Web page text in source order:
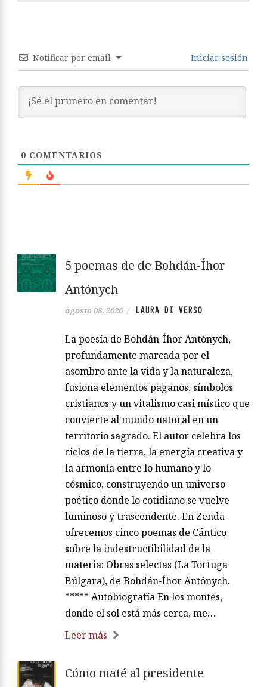
Notificar por email Iniciar sesión
0 COMENTARIOS
5 poemas de de Bohdán-Íhor
Antónych
agosto 08, 2026 / LAURA DI VERSO
La poesía de Bohdán-Íhor Antónych,
profundamente marcada por el
asombro ante la vida y la naturaleza,
fusiona elementos paganos, símbolos
cristianos y un vitalismo casi místico que
convierte al mundo natural en un
territorio sagrado. El autor celebra los
ciclos de la tierra, la energía creativa y
la armonía entre lo humano y lo
cósmico, construyendo un universo
poético donde lo cotidiano se vuelve
luminoso y trascendente. En Zenda
ofrecemos cinco poemas de Cántico
sobre la indestructibilidad de la
materia: Obras selectas (La Tortuga
Búlgara), de Bohdán-Íhor Antónych.
***** Autobiografía En los montes,
donde el sol está más cerca, me…
Leer más
Cómo maté al presidente